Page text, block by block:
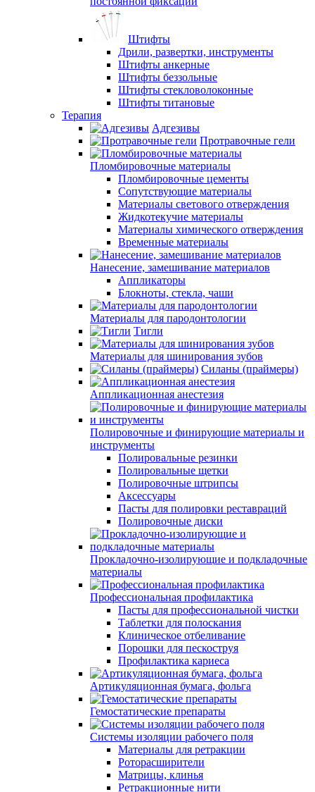
Штифты
Дрили, развертки, инструменты
Штифты анкерные
Штифты беззольные
Штифты стекловолоконные
Штифты титановые
Терапия
Адгезивы
Протравочные гели
Пломбировочные материалы
Пломбировочные цементы
Сопутствующие материалы
Материалы светового отверждения
Жидкотекучие материалы
Материалы химического отверждения
Временные материалы
Нанесение, замешивание материалов
Аппликаторы
Блокноты, стекла, чаши
Материалы для пародонтологии
Тигли
Материалы для шинирования зубов
Силаны (праймеры)
Аппликационная анестезия
Полировочные и финирующие материалы и
инструменты
Полировальные резинки
Полировальные щетки
Полировочные штрипсы
Аксессуары
Пасты для полировки реставраций
Полировочные диски
Прокладочно-изолирующие и подкладочные
материалы
Профессиональная профилактика
Пасты для профессиональной чистки
Таблетки для полоскания
Клиническое отбеливание
Порошки для пескоструя
Профилактика кариеса
Артикуляционная бумага, фольга
Гемостатические препараты
Системы изоляции рабочего поля
Материалы для ретракции
Роторасширители
Матрицы, клинья
Ретракционные нити